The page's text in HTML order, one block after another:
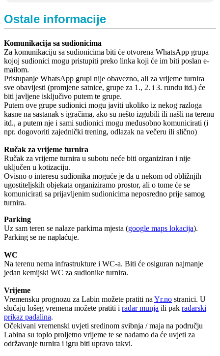
Ostale informacije
Komunikacija sa sudionicima
Za komunikaciju sa sudionicima biti će otvorena WhatsApp grupa
kojoj sudionici mogu pristupiti preko linka koji će im biti poslan e-
mailom.
Pristupanje WhatsApp grupi nije obavezno, ali za vrijeme turnira
sve obavijesti (promjene satnice, grupe za 1., 2. i 3. rundu itd.) će
biti javljene isključivo putem te grupe.
Putem ove grupe sudionici mogu javiti ukoliko iz nekog razloga
kasne na sastanak s igračima, ako su nešto izgubili ili našli na terenu
itd., a putem nje i sami sudionici mogu međusobno komunicirati (i
npr. dogovoriti zajednički trening, odlazak na večeru ili slično)
Ručak za vrijeme turnira
Ručak za vrijeme turnira u subotu neće biti organiziran i nije
uključen u kotizaciju.
Ovisno o interesu sudionika moguće je da u nekom od obližnjih
ugostiteljskih objekata organiziramo prostor, ali o tome će se
komunicirati sa prijavljenim sudionicima neposredno prije samog
turnira.
Parking
Uz sam teren se nalaze parkirna mjesta (google maps lokacija).
Parking se ne naplaćuje.
WC
Na terenu nema infrastrukture i WC-a. Biti će osiguran najmanje
jedan kemijski WC za sudionike turnira.
Vrijeme
Vremensku prognozu za Labin možete pratiti na Yr.no stranici. U
slučaju lošeg vremena možete pratiti i radar munja ili pak radarski
prikaz padalina.
Očekivani vremenski uvjeti sredinom svibnja / maja na području
Labina su toplo proljetno vrijeme te se nadamo da će uvjeti za
održavanje turnira i igru biti upravo takvi.